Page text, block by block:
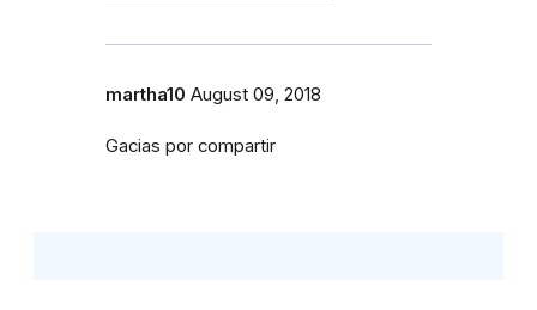
martha10 August 09, 2018
Gacias por compartir